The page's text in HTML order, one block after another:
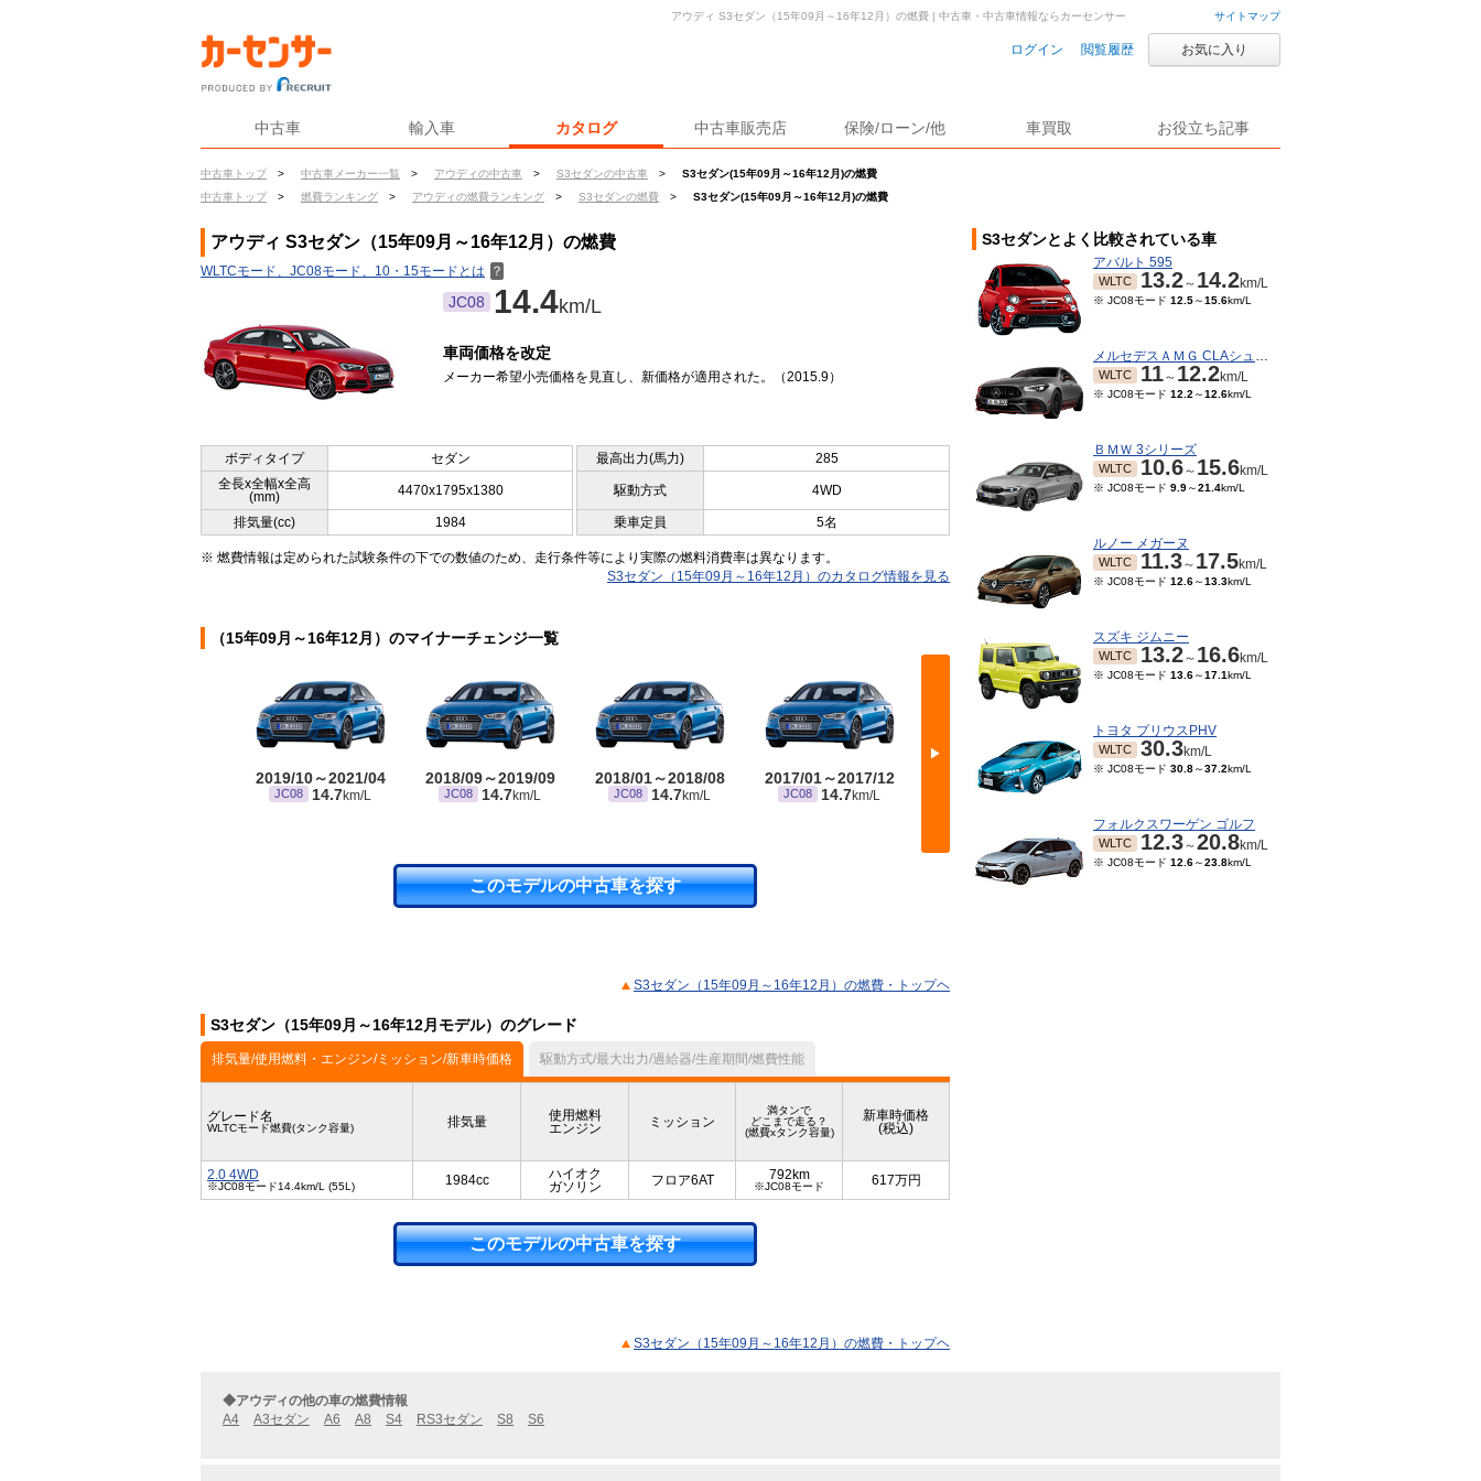
サイトマップ
ログイン 閲覧履歴 お気に入り
中古車 輸入車 カタログ 中古車販売店 保険/ローン/他 車買取 お役立ち記事
中古車トップ > 中古車メーカー一覧 > アウディの中古車 > S3セダンの中古車 >
S3セダン(15年09月～16年12月)の燃費
中古車トップ
> 燃費ランキング > アウディの燃費ランキング > S3セダンの燃費 > S3セダン(15年09月～16年12月)の燃費
アウディ S3セダン（15年09月～16年12月）の燃費 | 中古車・中古車情報ならカーセンサー
アウディ S3セダン（15年09月～16年12月）の燃費
WLTCモード、JC08モード、10・15モードとは ？
JC08 14.4km/L
車両価格を改定
メーカー希望小売価格を見直し、新価格が適用された。（2015.9）
ボディタイプ セダン 最高出力(馬力)
285
全長x全幅x全高
(mm)
4470x1795x1380 駆動方式 4WD
排気量(cc) 1984 乗車定員 5名
※ 燃費情報は定められた試験条件の下での数値のため、走行条件等により実際の燃料消費率は異なります。
S3セダン（15年09月～16年12月）のカタログ情報を見る
（15年09月～16年12月）のマイナーチェンジ一覧
▶
2019/10～2021/04
JC08 14.7km/L
2018/09～2019/09
JC08 14.7km/L
2018/01～2018/08
JC08 14.7km/L
2017/01～2017/12
JC08 14.7km/L
2015/01～2015/08
JC08 14.4km/L
2014/08～2014/12
このモデルの中古車を探す
S3セダン（15年09月～16年12月）の燃費・トップヘ
S3セダン（15年09月～16年12月モデル）のグレード
排気量/使用燃料・エンジン/ミッション/新車時価格 駆動方式/最大出力/過給器/生産期間/燃費性能
グレード名
WLTCモード燃費(タンク容量) 排気量
使用燃料
エンジン
ミッション
満タンで
どこまで走る？
(燃費xタンク容量)
新車時価格
(税込)
2.0 4WD
※JC08モード14.4km/L (55L) 1984cc
ハイオク
ガソリン
フロア6AT 792km
※JC08モード 617万円
このモデルの中古車を探す
S3セダン（15年09月～16年12月）の燃費・トップヘ
S3セダンとよく比較されている車
アバルト 595
WLTC 13.2～ 14.2km/L
※ JC08モード 12.5～15.6km/L
メルセデスＡＭＧ CLAシューティングブレーク
WLTC 11～ 12.2km/L
※ JC08モード 12.2 ～12.6km/L
ＢＭＷ 3シリーズ
WLTC 10.6～ 15.6km/L
※ JC08モード 9.9～21.4km/L
ルノー メガーヌ
WLTC 11.3～ 17.5km/L
※ JC08モード 12.6～13.3km/L
スズキ ジムニー
WLTC 13.2～ 16.6km/L
※ JC08モード 13.6～17.1km/L
トヨタ プリウスPHV
WLTC 30.3km/L
※ JC08モード 30.8～37.2km/L
フォルクスワーゲン ゴルフ
WLTC 12.3～20.8km/L
※ JC08モード 12.6～23.8km/L
◆アウディの他の車の燃費情報
A4
A3セダン A6 A8 S4 RS3セダン S8 S6